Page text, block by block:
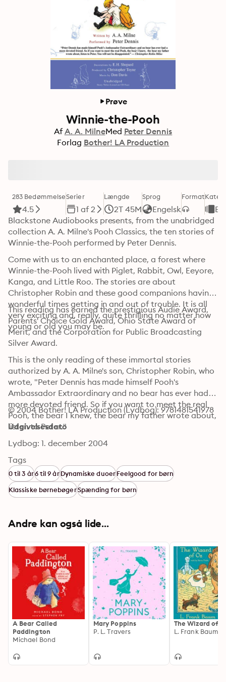
Prøve
Winnie-the-Pooh
Af A. A. MilneMed Peter Dennis
Forlag Bother! LA Production
283 Bedømmelse
4.5
Serier
1 af 2
Længde
2T 45M
Sprog
Engelsk
Format
Blackstone Audiobooks presents, from the unabridged
collection A. A. Milne's Pooh Classics, the ten stories of
Winnie-the-Pooh performed by Peter Dennis.
Come with us to an enchanted place, a forest where
Winnie-the-Pooh lived with Piglet, Rabbit, Owl, Eeyore,
Kanga, and Little Roo. The stories are about
Christopher Robin and these good companions having
wonderful times getting in and out of trouble. It is all
very exciting and, really, quite thrilling no matter how
young or old you may be.
This reading has earned the prestigious Audie Award,
Parents' Choice Gold Award, Ohio State Award of
Merit, and the Corporation for Public Broadcasting
Silver Award.
This is the only reading of these immortal stories
authorized by A. A. Milne's son, Christopher Robin, who
wrote, "Peter Dennis has made himself Pooh's
Ambassador Extraordinary and no bear has ever had a
more devoted friend. So if you want to meet the real
Pooh, the bear I knew, the bear my father wrote about,
listen to Peter."
© 2004 Bother! LA Production (Lydbog): 9781481541978
Udgivelsesdato
Lydbog: 1. december 2004
Tags
0 til 3 år6 til 9 årDynamiske duoerFeelgood for børn
Klassiske børnebøgerSpænding for børn
Andre kan også lide...
A Bear Called
Paddington
Michael Bond
Mary Poppins
P. L. Travers
The Wizard of
L. Frank Baum